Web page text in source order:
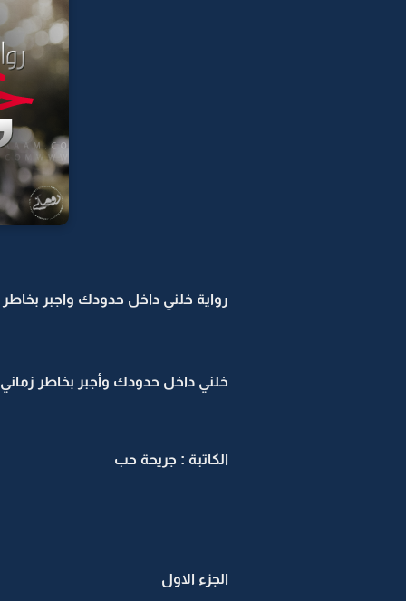
رواية خلني داخل حدودك واجبر بخاطر
خلني داخل حدودك وأجبر بخاطر
الكاتبة : جريحة حب
الجزء الاول